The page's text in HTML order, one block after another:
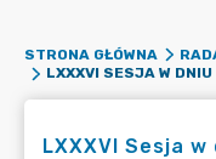
STRONA GŁÓWNA
LXXXVI SESJA W
LXXXVI Sesja